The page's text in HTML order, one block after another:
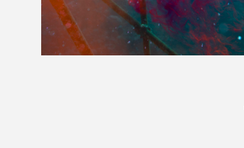
>>全国の取り扱い店舗